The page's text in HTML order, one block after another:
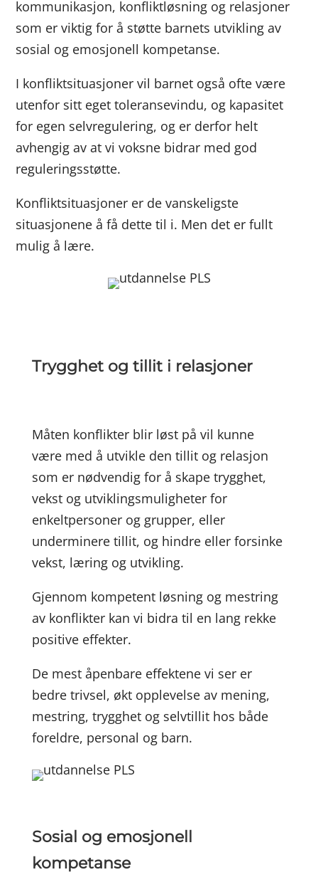
kommunikasjon, konfliktløsning og relasjoner
som er viktig for å støtte barnets utvikling av
sosial og emosjonell kompetanse.
I konfliktsituasjoner vil barnet også ofte være
utenfor sitt eget toleransevindu, og kapasitet
for egen selvregulering, og er derfor helt
avhengig av at vi voksne bidrar med god
reguleringsstøtte.
Konfliktsituasjoner er de vanskeligste
situasjonene å få dette til i. Men det er fullt
mulig å lære.
Trygghet og tillit i relasjoner
Måten konflikter blir løst på vil kunne
være med å utvikle den tillit og relasjon
som er nødvendig for å skape trygghet,
vekst og utviklingsmuligheter for
enkeltpersoner og grupper, eller
underminere tillit, og hindre eller forsinke
vekst, læring og utvikling.
Gjennom kompetent løsning og mestring
av konflikter kan vi bidra til en lang rekke
positive effekter.
De mest åpenbare effektene vi ser er
bedre trivsel, økt opplevelse av mening,
mestring, trygghet og selvtillit hos både
foreldre, personal og barn.
Sosial og emosjonell
kompetanse